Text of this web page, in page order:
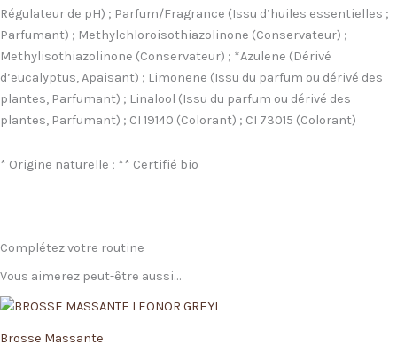
Régulateur de pH) ; Parfum/Fragrance (Issu d’huiles essentielles ;
Parfumant) ; Methylchloroisothiazolinone (Conservateur) ;
Methylisothiazolinone (Conservateur) ; *Azulene (Dérivé
d’eucalyptus, Apaisant) ; Limonene (Issu du parfum ou dérivé des
plantes, Parfumant) ; Linalool (Issu du parfum ou dérivé des
plantes, Parfumant) ; CI 19140 (Colorant) ; CI 73015 (Colorant)
* Origine naturelle ; ** Certifié bio
Complétez votre routine
Vous aimerez peut-être aussi…
Brosse Massante